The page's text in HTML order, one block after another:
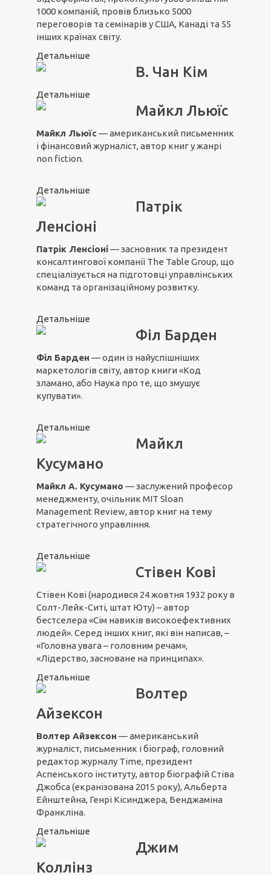
1000 компаній, провів близько 5000
переговорів та семінарів у США, Канаді та 55
інших країнах світу.
Детальніше
В. Чан Кім
Детальніше
Майкл Льюїс
Майкл Льюїс— американський письменник
і фінансовий журналіст, автор книг у жанрі
non fiction.
Детальніше
Патрік
Ленсіоні
Патрік Ленсіоні— засновник та президент
консалтингової компанії The Table Group, що
спеціалізується на підготовці управлінських
команд та організаційному розвитку.
Детальніше
Філ Барден
Філ Барден — один із найуспішніших
маркетологів світу, автор книги «Код
зламано, або Наука про те, що змушує
купувати».
Детальніше
Майкл
Кусумано
Майкл А. Кусумано — заслужений професор
менеджменту, очільник MIT Sloan
Management Review, автор книг на тему
стратегічного управління.
Детальніше
Стівен Кові
Стівен Кові (народився 24 жовтня 1932 року в
Солт-Лейк-Ситі, штат Юту) – автор
бестселера «Сім навиків високоефективних
людей». Серед інших книг, які він написав, –
«Головна увага – головним речам»,
«Лідерство, засноване на принципах».
Детальніше
Волтер
Айзексон
Волтер Айзексон — американський
журналіст, письменник і біограф, головний
редактор журналу Time, президент
Аспенського інституту, автор біографій Стіва
Джобса (екранізована 2015 року), Альберта
Ейнштейна, Генрі Кісинджера, Бенджаміна
Франкліна.
Детальніше
Джим
Коллінз